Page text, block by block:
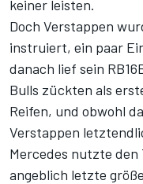
keiner leisten.
Doch Verstappen
instruiert, ein paar
danach lief sein
Bulls zückten als
Reifen, und obwohl
Verstappen
Mercedes nutzte
angeblich letzte